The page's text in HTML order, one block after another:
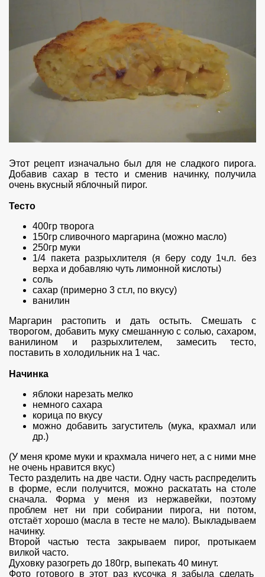
Этот рецепт изначально был для не сладкого пирога.
Добавив сахар в тесто и сменив начинку, получила
очень вкусный яблочный пирог.
Тесто
400гр творога
150гр сливочного маргарина (можно масло)
250гр муки
1/4 пакета разрыхлителя (я беру соду 1ч.л. без
верха и добавляю чуть лимонной кислоты)
соль
сахар (примерно 3 ст.л, по вкусу)
ванилин
Маргарин растопить и дать остыть. Смешать с
творогом, добавить муку смешанную с солью, сахаром,
ванилином и разрыхлителем, замесить тесто,
поставить в холодильник на 1 час.
Начинка
яблоки нарезать мелко
немного сахара
корица по вкусу
можно добавить загуститель (мука, крахмал или
др.)
(У меня кроме муки и крахмала ничего нет, а с ними мне
не очень нравится вкус)
Тесто разделить на две части. Одну часть распределить
в форме, если получится, можно раскатать на столе
сначала. Форма у меня из нержавейки, поэтому
проблем нет ни при собирании пирога, ни потом,
отстаёт хорошо (масла в тесте не мало). Выкладываем
начинку.
Второй частью теста закрываем пирог, протыкаем
вилкой часто.
Духовку разогреть до 180гр, выпекать 40 минут.
Фото готового в этот раз кусочка я забыла сделать